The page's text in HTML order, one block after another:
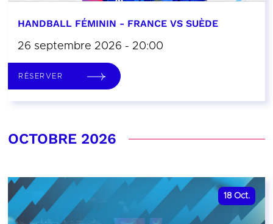
HANDBALL FÉMININ - FRANCE VS SUÈDE
26 septembre 2026 - 20:00
RÉSERVER
OCTOBRE 2026
18 Oct.